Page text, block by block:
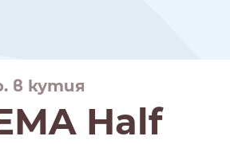
в кутия
Half